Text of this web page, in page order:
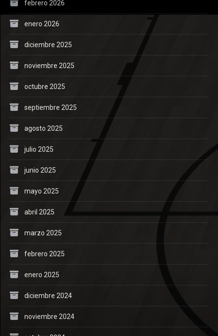
febrero 2026
enero 2026
diciembre 2025
noviembre 2025
octubre 2025
septiembre 2025
agosto 2025
julio 2025
junio 2025
mayo 2025
abril 2025
marzo 2025
febrero 2025
enero 2025
diciembre 2024
noviembre 2024